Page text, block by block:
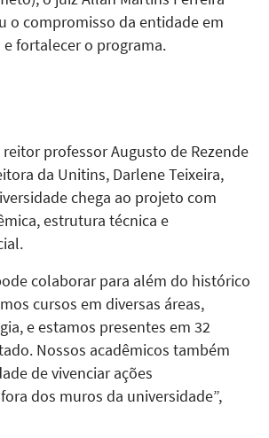
o compromisso da entidade em
fortalecer o programa.
professor Augusto de Rezende
da Unitins, Darlene Teixeira,
chega ao projeto com
estrutura técnica e
colaborar para além do histórico
cursos em diversas áreas,
e estamos presentes em 32
Nossos acadêmicos também
de vivenciar ações
dos muros da universidade”,